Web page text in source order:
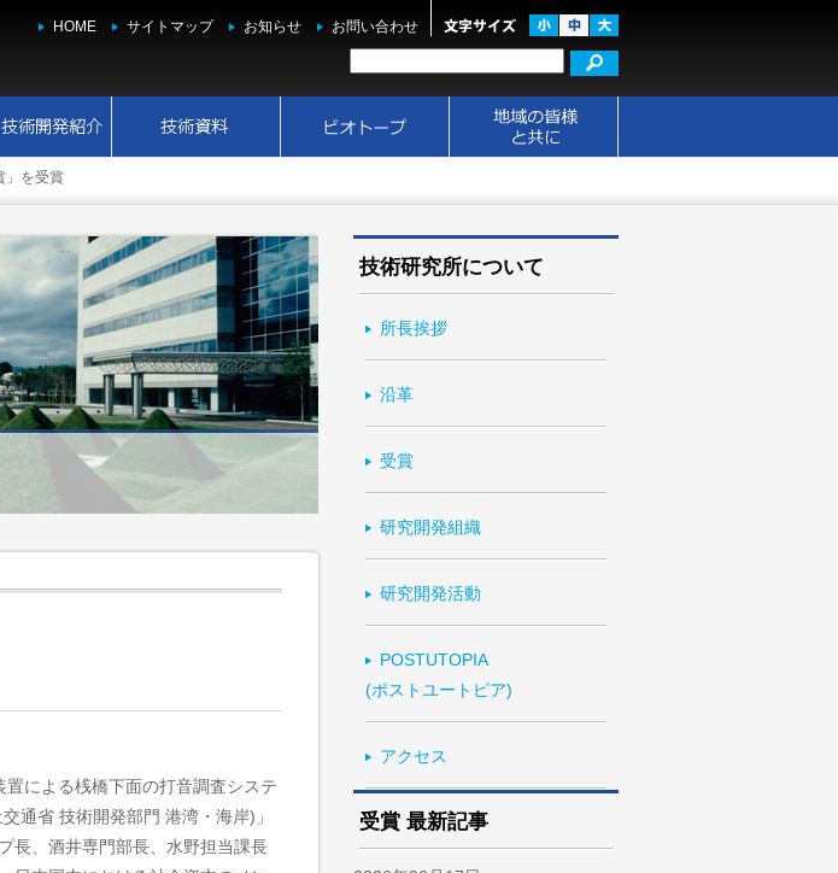
HOME サイトマップ お知らせ お問い合わせ
」を受賞
による桟橋下面の打音調査システ
通省 技術開発部門 港湾・海岸)」
長、酒井専門部長、水野担当課長
技術研究所について
所長挨拶
沿革
受賞
研究開発組織
研究開発活動
POSTUTOPIA
(ポストユートピア)
アクセス
受賞 最新記事